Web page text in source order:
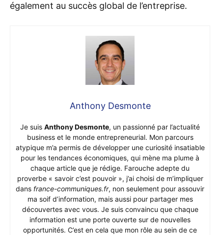
également au succès global de l’entreprise.
Anthony Desmonte
Je suis Anthony Desmonte, un passionné par l’actualité
business et le monde entrepreneurial. Mon parcours
atypique m’a permis de développer une curiosité insatiable
pour les tendances économiques, qui mène ma plume à
chaque article que je rédige. Farouche adepte du
proverbe « savoir c’est pouvoir », j’ai choisi de m’impliquer
dans france-communiques.fr, non seulement pour assouvir
ma soif d’information, mais aussi pour partager mes
découvertes avec vous. Je suis convaincu que chaque
information est une porte ouverte sur de nouvelles
opportunités. C’est en cela que mon rôle au sein de ce